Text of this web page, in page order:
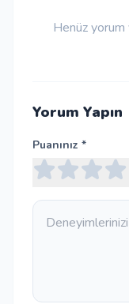
Henüz yorum
Yorum Yapın
Puanınız *